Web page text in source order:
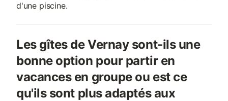
d'une piscine.
Les gîtes de Vernay sont-ils une
bonne option pour partir en
vacances en groupe ou est ce
qu'ils sont plus adaptés aux